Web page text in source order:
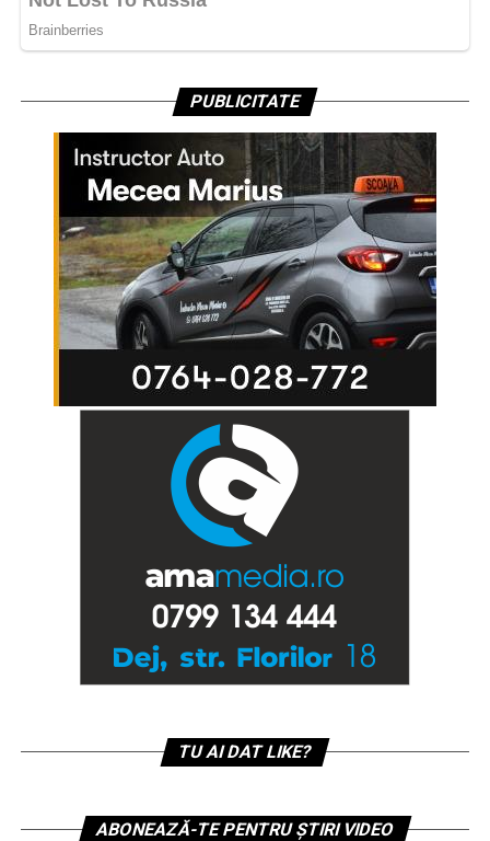
PUBLICITATE
TU AI DAT LIKE?
ABONEAZĂ-TE PENTRU ȘTIRI VIDEO